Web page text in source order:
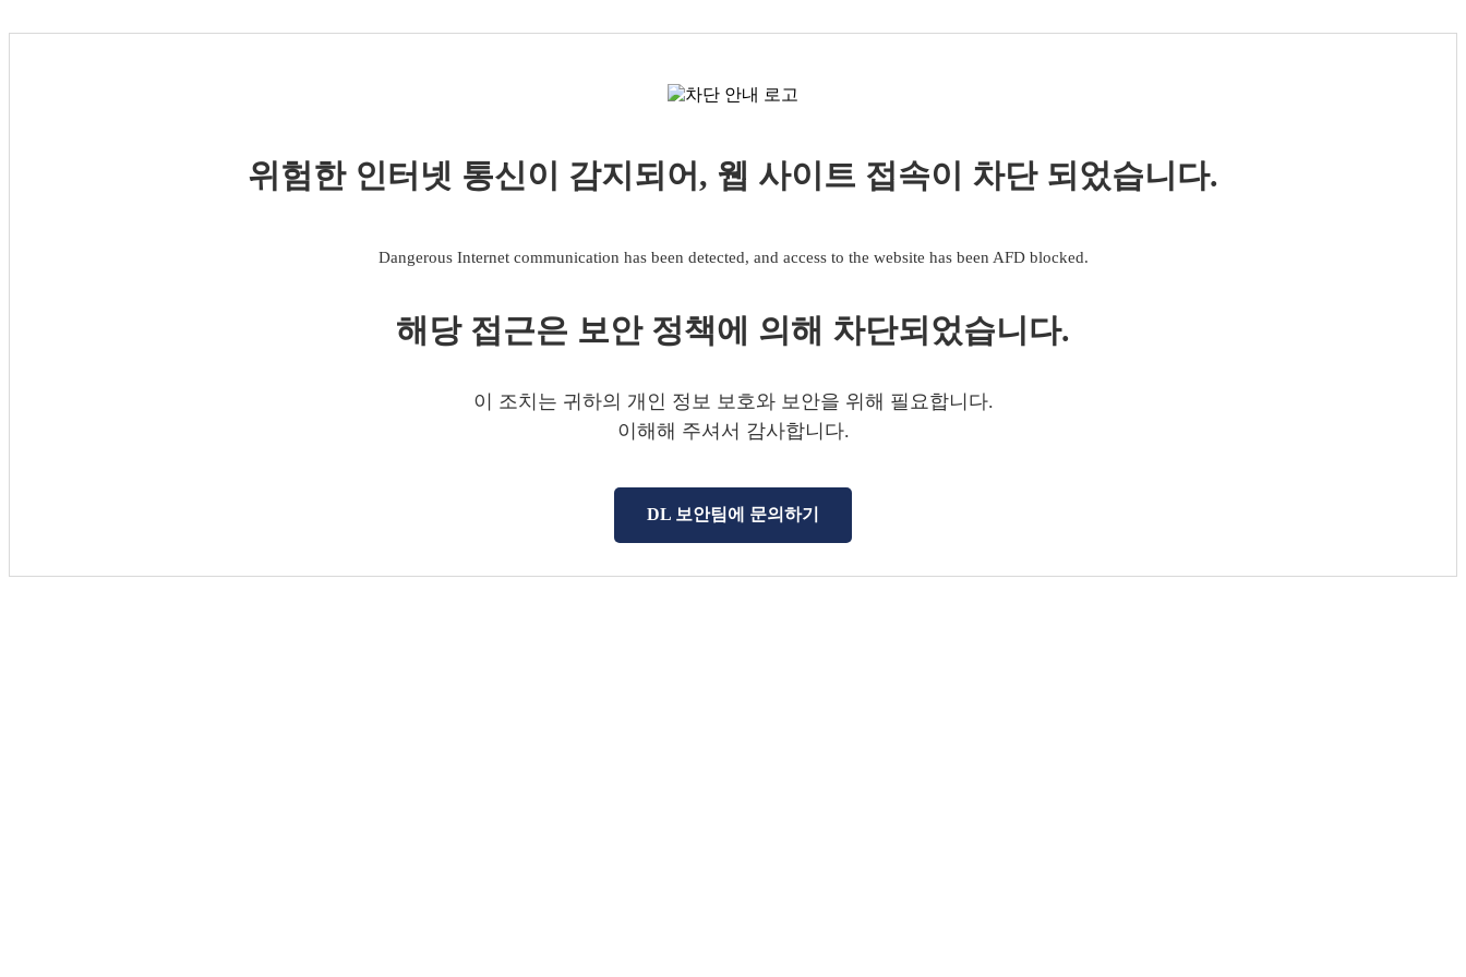
위험한 인터넷 통신이 감지되어, 웹 사이트 접속이 차단 되었습니다.
Dangerous Internet communication has been detected, and access to the website has been AFD blocked.
해당 접근은 보안 정책에 의해 차단되었습니다.
이 조치는 귀하의 개인 정보 보호와 보안을 위해 필요합니다.
이해해 주셔서 감사합니다.
DL 보안팀에 문의하기